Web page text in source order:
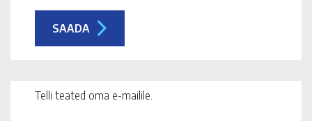
Telli teated oma e-mailile.